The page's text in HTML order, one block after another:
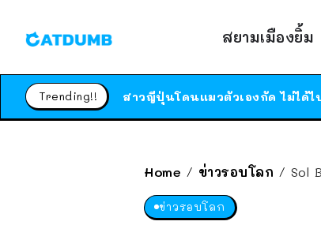
สยามเมืองยิ้ม
Trending!!
Home / ข่าวรอบโลก / Sol
ข่าวรอบโลก